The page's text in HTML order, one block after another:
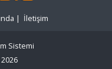
| İletişim
Sistemi